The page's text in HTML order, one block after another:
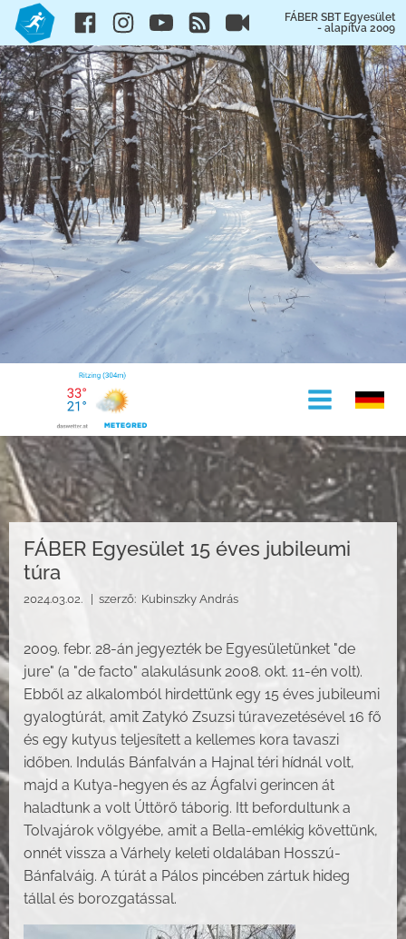
FÁBER SBT Egyesület
- alapítva 2009
FÁBER Egyesület 15 éves jubileumi
túra
2024.03.02. | szerző: Kubinszky András
2009. febr. 28-án jegyezték be Egyesületünket "de
jure" (a "de facto" alakulásunk 2008. okt. 11-én volt).
Ebből az alkalomból hirdettünk egy 15 éves jubileumi
gyalogtúrát, amit Zatykó Zsuzsi túravezetésével 16 fő
és egy kutyus teljesített a kellemes kora tavaszi
időben. Indulás Bánfalván a Hajnal téri hídnál volt,
majd a Kutya-hegyen és az Ágfalvi gerincen át
haladtunk a volt Úttörő táborig. Itt befordultunk a
Tolvajárok völgyébe, amit a Bella-emlékig követtünk,
onnét vissza a Várhely keleti oldalában Hosszú-
Bánfalváig. A túrát a Pálos pincében zártuk hideg
tállal és borozgatással.